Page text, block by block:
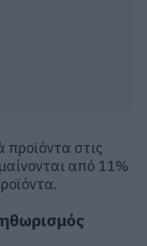
προϊόντα στις
από 11%